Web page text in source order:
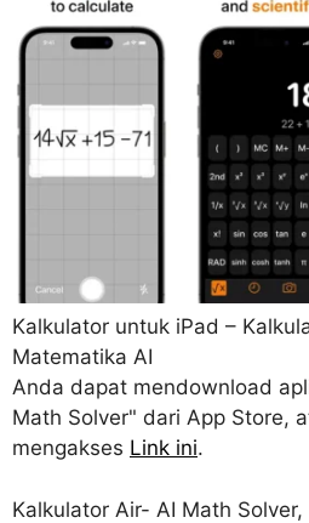
Kalkulator untuk iPad –
Matematika AI
Anda dapat mendownload
Math Solver" dari App Store,
mengakses Link ini.
Kalkulator Air- AI Math